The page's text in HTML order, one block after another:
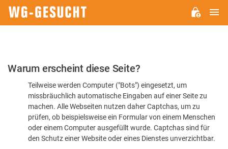
Bitte
dass
Warum erscheint diese Seite?
Teilweise werden Computer ("Bots") eingesetzt, um
missbräuchlich automatische Eingaben auf einer Seite zu
machen. Alle Webseiten nutzen daher Captchas, um zu
prüfen, ob beispielsweise ein Formular von einem Menschen
oder einem Computer ausgefüllt wurde. Captchas sind für
den Schutz einer Website oder eines Dienstes unverzichtbar.